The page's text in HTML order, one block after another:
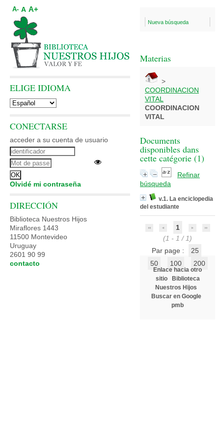
Nueva búsqueda
Materias
>
COORDINACION
VITAL
COORDINACION
VITAL
Documents
disponibles dans
cette catégorie (1)
Refinar
búsqueda
v.1. La enciclopedia
del estudiante
1
(1 - 1 / 1)
Par page :
25
50
100 200
Enlace hacia otro
sitio
Biblioteca
Nuestros Hijos
Buscar en Google
pmb
A- A A+
ELIGE IDIOMA
CONECTARSE
acceder a su cuenta de usuario
Olvidé mi contraseña
DIRECCIÓN
Biblioteca Nuestros Hijos
Miraflores 1443
11500 Montevideo
Uruguay
2601 90 99
contacto